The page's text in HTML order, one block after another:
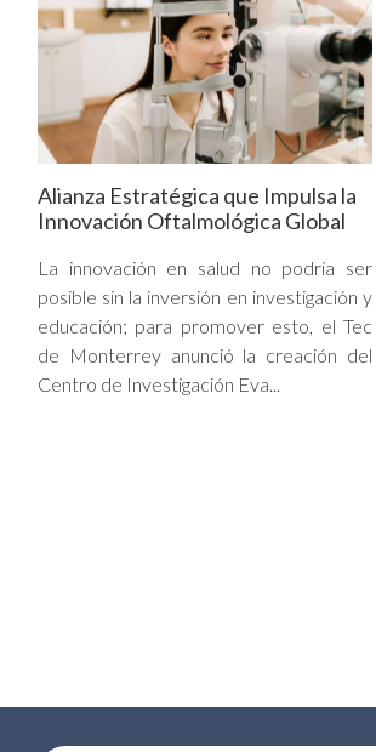
Alianza Estratégica que Impulsa la
Innovación Oftalmológica Global
La innovación en salud no podría ser
posible sin la inversión en investigación y
educación; para promover esto, el Tec
de Monterrey anunció la creación del
Centro de Investigación Eva...